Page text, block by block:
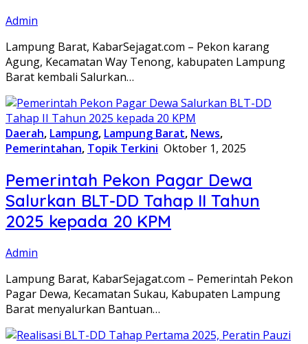
Admin
Lampung Barat, KabarSejagat.com – Pekon karang
Agung, Kecamatan Way Tenong, kabupaten Lampung
Barat kembali Salurkan…
Daerah, Lampung, Lampung Barat, News,
Pemerintahan, Topik Terkini Oktober 1, 2025
Pemerintah Pekon Pagar Dewa
Salurkan BLT-DD Tahap II Tahun
2025 kepada 20 KPM
Admin
Lampung Barat, KabarSejagat.com – Pemerintah Pekon
Pagar Dewa, Kecamatan Sukau, Kabupaten Lampung
Barat menyalurkan Bantuan…